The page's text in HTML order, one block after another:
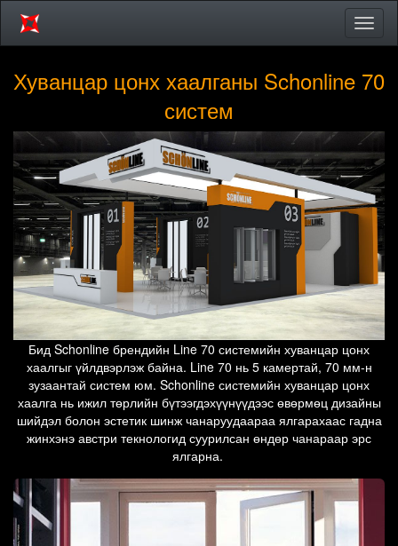
Хуванцар цонх хаалганы Schonline 70
систем
Бид Schonline брендийн Line 70 системийн хуванцар цонх
хаалгыг үйлдвэрлэж байна. Line 70 нь 5 камертай, 70 мм-н
зузаантай систем юм. Schonline системийн хуванцар цонх
хаалга нь ижил төрлийн бүтээгдэхүүнүүдээс өвөрмөц дизайны
шийдэл болон эстетик шинж чанаруудаараа ялгарахаас гадна
жинхэнэ австри текнологид суурилсан өндөр чанараар эрс
ялгарна.